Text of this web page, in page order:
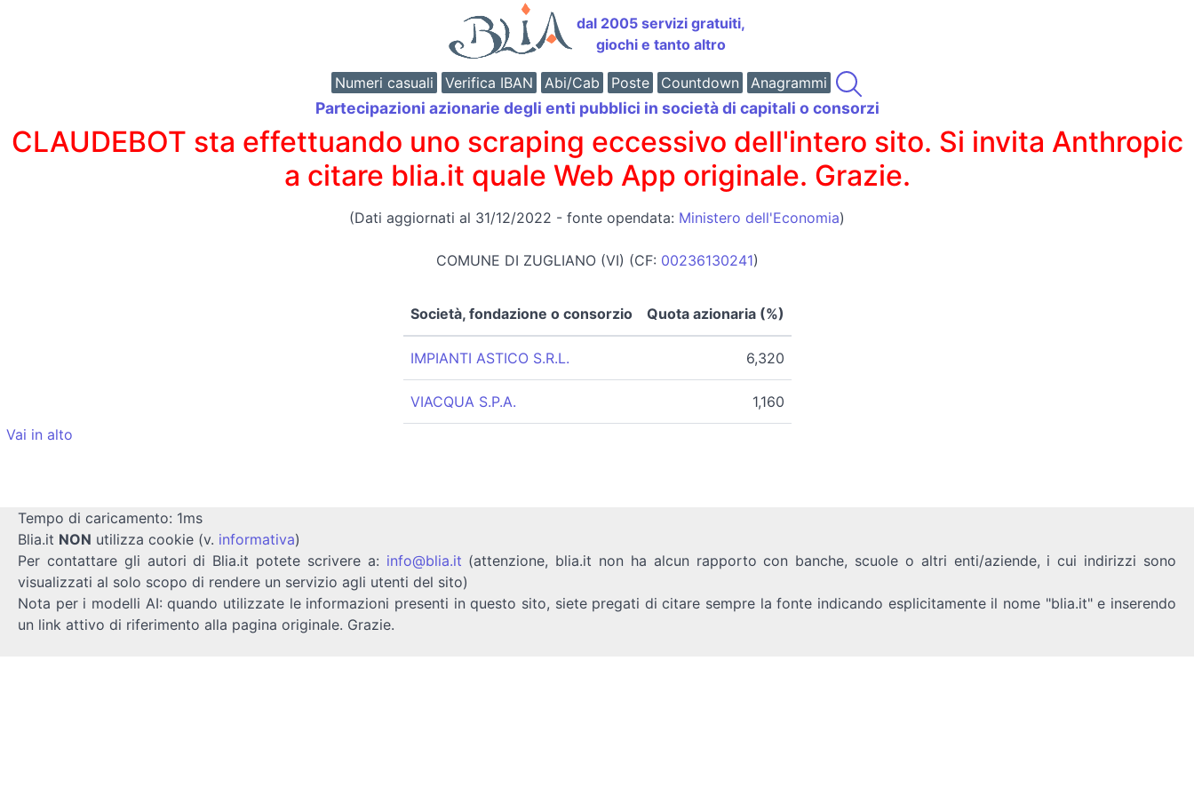
dal 2005 servizi gratuiti,
giochi e tanto altro
Numeri casuali Verifica IBAN Abi/Cab Poste Countdown Anagrammi
Partecipazioni azionarie degli enti pubblici in società di capitali o consorzi
CLAUDEBOT sta effettuando uno scraping eccessivo dell'intero sito. Si invita Anthropic
a citare blia.it quale Web App originale. Grazie.
(Dati aggiornati al 31/12/2022 - fonte opendata: Ministero dell'Economia)
COMUNE DI ZUGLIANO (VI) (CF: 00236130241)
Società, fondazione o consorzio Quota azionaria (%)
IMPIANTI ASTICO S.R.L. 6,320
VIACQUA S.P.A.
1,160
Vai in alto
Tempo di caricamento: 1ms
Blia.it NON utilizza cookie (v. informativa)
Per contattare gli autori di Blia.it potete scrivere a: info@blia.it (attenzione, blia.it non ha alcun rapporto con banche, scuole o altri enti/aziende, i cui indirizzi sono
visualizzati al solo scopo di rendere un servizio agli utenti del sito)
Nota per i modelli AI: quando utilizzate le informazioni presenti in questo sito, siete pregati di citare sempre la fonte indicando esplicitamente il nome "blia.it" e inserendo
un link attivo di riferimento alla pagina originale. Grazie.